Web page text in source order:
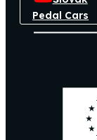
Pedal Cars